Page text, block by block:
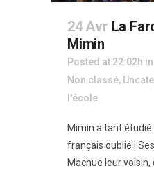
24 Avr La
Mimin
Posted at 22:02h in
Non classé,
l'école
Mimin a tant étudié
français oublié !
Machue leur voisin,